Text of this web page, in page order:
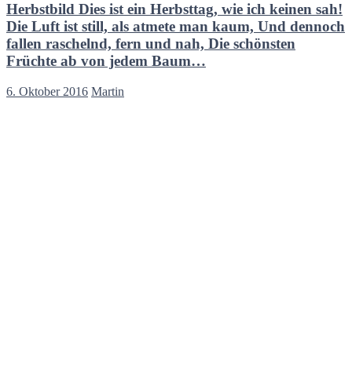
Herbstbild Dies ist ein Herbsttag, wie ich keinen sah!
Die Luft ist still, als atmete man kaum, Und dennoch
fallen raschelnd, fern und nah, Die schönsten
Früchte ab von jedem Baum…
6. Oktober 2016 Martin